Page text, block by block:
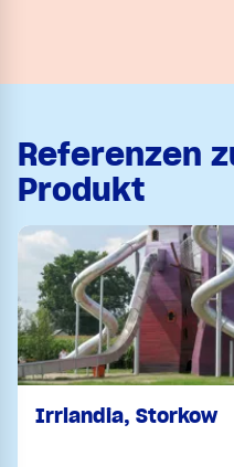
Referenzen
Produkt
Irrlandia, Storkow